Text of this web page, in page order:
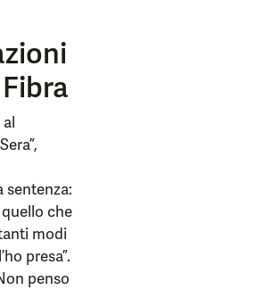
sentenza:
quello che
modi
presa”.
penso